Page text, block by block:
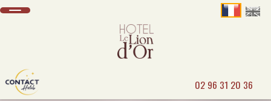
02 96 31 20 36